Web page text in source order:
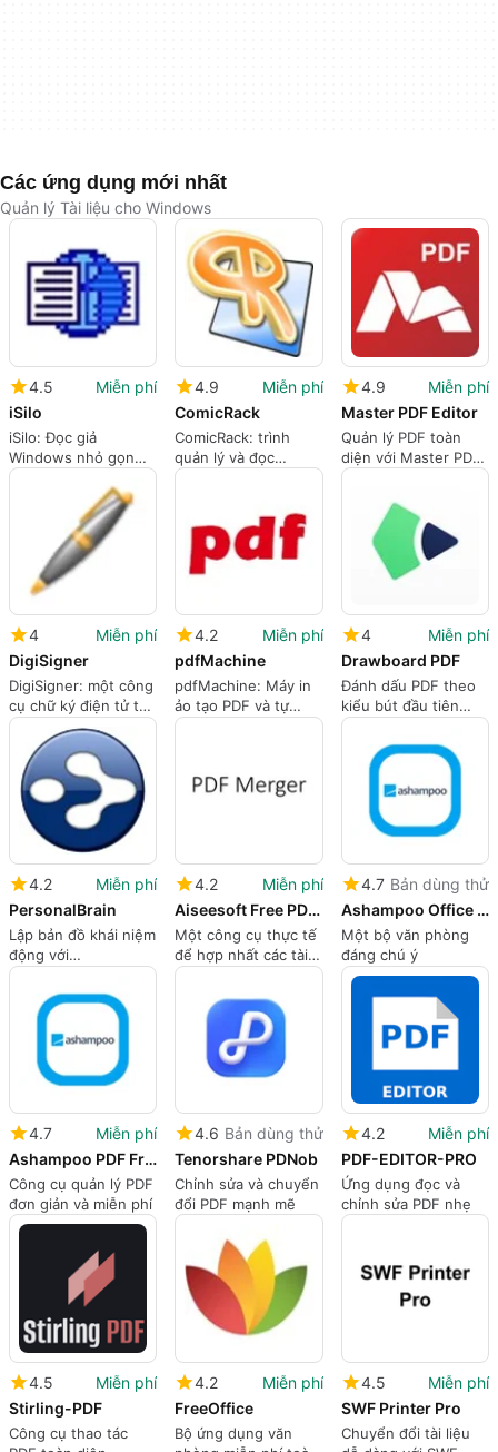
Các ứng dụng mới nhất
Quản lý Tài liệu cho Windows
4.5
Miễn phí
iSilo
iSilo: Đọc giả
Windows nhỏ gọn
cho các thư viện
tham khảo lớn ngoại
4.9
Miễn phí
ComicRack
ComicRack: trình
quản lý và đọc
truyện tranh nâng
sưu tập Windows
4.9
Miễn phí
Master PDF Editor
Quản lý PDF toàn
diện với Master PDF
Editor
4
Miễn phí
DigiSigner
DigiSigner: một công
cụ chữ ký điện tử tập
trung cho quy trình
hợp đồng hàng ngày
4.2
Miễn phí
pdfMachine
pdfMachine: Máy in
ảo tạo PDF và tự
động hóa cho doanh
4
Miễn phí
Drawboard PDF
Đánh dấu PDF theo
kiểu bút đầu tiên
được tối ưu hóa cho
các thiết bị bút
Windows
4.2
Miễn phí
PersonalBrain
Lập bản đồ khái niệm
động với
PersonalBrain
4.2
Miễn phí
Aiseesoft Free PDF Merger
Một công cụ thực tế
để hợp nhất các tài
liệu PDF khác nhau
4.7 Bản dùng thử
Ashampoo Office Free
Một bộ văn phòng
đáng chú ý
4.7
Miễn phí
Ashampoo PDF Free
Công cụ quản lý PDF
đơn giản và miễn phí
4.6 Bản dùng thử
Tenorshare PDNob
Chỉnh sửa và chuyển
đổi PDF mạnh mẽ
4.2
Miễn phí
PDF-EDITOR-PRO
Ứng dụng đọc và
chỉnh sửa PDF nhẹ
4.5
Miễn phí
Stirling-PDF
Công cụ thao tác
4.2
Miễn phí
FreeOffice
Bộ ứng dụng văn
4.5
Miễn phí
SWF Printer Pro
Chuyển đổi tài liệu